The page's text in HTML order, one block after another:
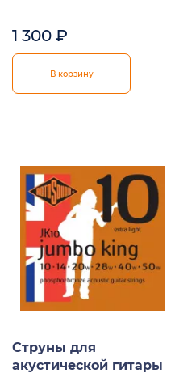
1 300 ₽
В корзину
Струны для
акустической гитары